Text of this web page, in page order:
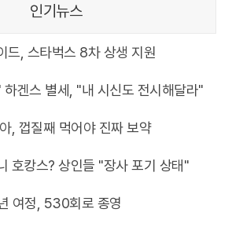
인기뉴스
드, 스타벅스 8차 상생 지원
하겐스 별세, "내 시신도 전시해달라"
, 껍질째 먹어야 진짜 보약
호캉스? 상인들 "장사 포기 상태"
여정, 530회로 종영